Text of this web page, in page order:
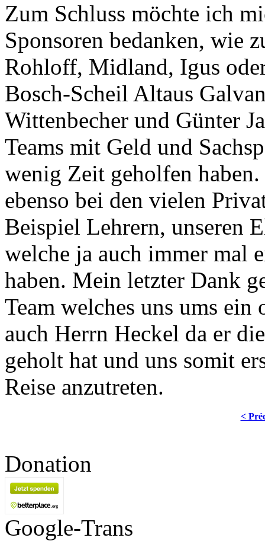
Zum Schluss möchte ich
Sponsoren bedanken, wie
Rohloff, Midland, Igus
Bosch-Scheil Altaus
Wittenbecher und Günter
Teams mit Geld und
wenig Zeit geholfen
ebenso bei den vielen
Beispiel Lehrern, unseren
welche ja auch immer mal
haben. Mein letzter Dank
Team welches uns ums
auch Herrn Heckel da er
geholt hat und uns somit
Reise anzutreten.
<
Donation
Google-Trans